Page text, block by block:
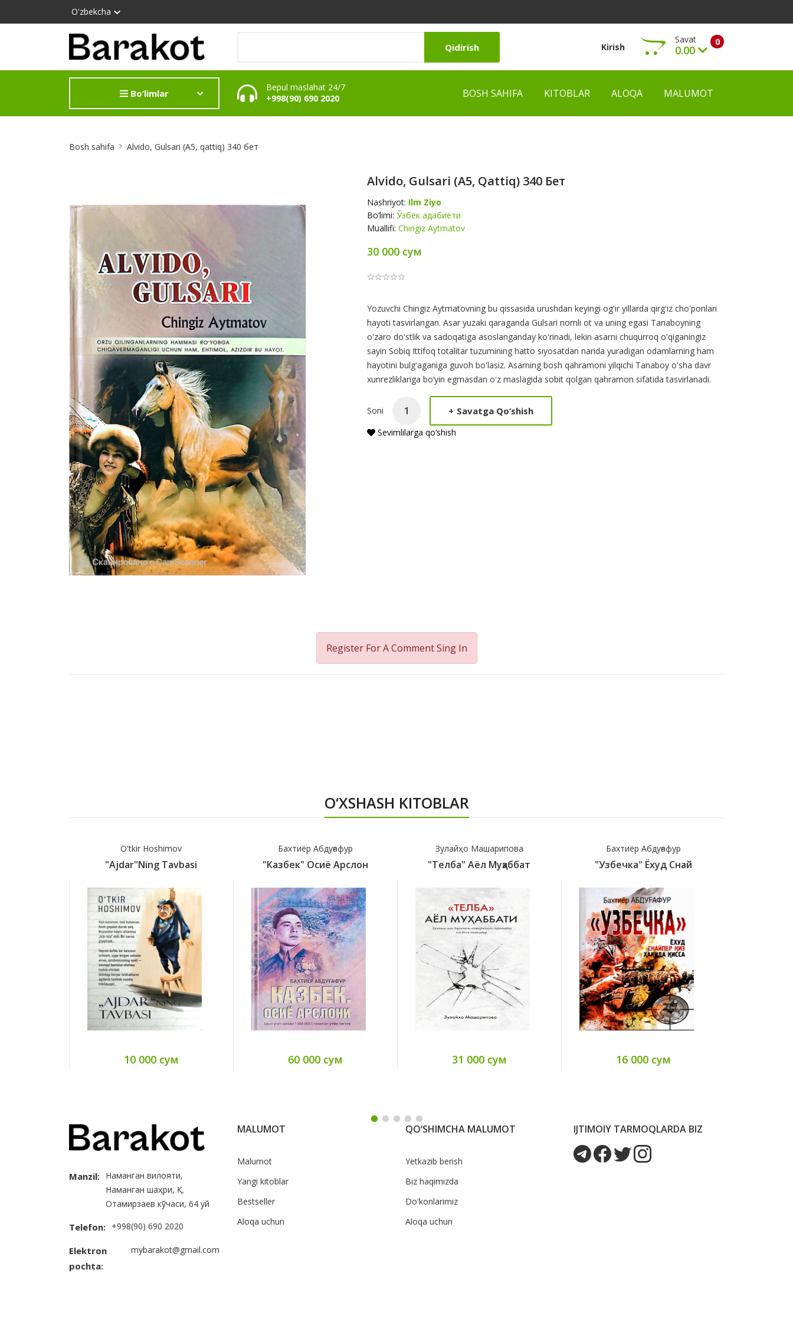
O'zbekcha
Qidirish Kirish 0
Savat
0.00
Ko‘rish
Bo‘limlar
Bepul maslahat 24/7
+998(90) 690 2020
BOSH SAHIFA KITOBLAR ALOQA MALUMOT
Bosh sahifa Alvido, Gulsari (А5, qattiq) 340 бет
Alvido, Gulsari (А5, Qattiq) 340 Бет
Nashriyot: Ilm Ziyo
Bo‘limi: Ўзбек адабиёти
Muallifi: Chingiz Aytmatov
30 000 сум
Product
Summery
Yozuvchi Chingiz Aytmatovning bu qissasida urushdan keyingi og'ir yillarda qirgʻiz cho'ponlari
hayoti tasvirlangan. Asar yuzaki qaraganda Gulsari nomli ot va uning egasi Tanaboyning
oʻzaro do'stlik va sadoqatiga asoslanganday koʻrinadi, lekin asarni chuqurroq o'qiganingiz
sayin Sobiq Ittifoq totalitar tuzumining hatto siyosatdan narida yuradigan odamlarning ham
hayotini bulgʻaganiga guvoh bo'lasiz. Asarning bosh qahramoni yilqichi Tanaboy o'sha davr
xunrezliklariga bo‘yin egmasdan oʻz maslagida sobit qolgan qahramon sifatida tasvirlanadi.
Soni + Savatga Qo‘shish
Sevimlilarga qo‘shish
Register For A CommentSing In
O‘XSHASH KITOBLAR
O'tkir Hoshimov
"Ajdar"ning Tavbasi
10 000 сум
Бахтиёр Абдуғафур
"Казбек" Осиё Арслон
60 000 сум
Зулайҳо Машарипова
"Телба" Аёл Муҳаббат
31 000 сум
Бахтиёр Абдуғафур
"Узбечка" Ёхуд Снай
16 000 сум
Manzil: Наманган вилояти,
Наманган шаҳри, Қ.
Отамирзаев кўчаси, 64 уй
Telefon: +998(90) 690 2020
Elektron
pochta:
mybarakot@gmail.com
MALUMOT
Malumot
Yangi kitoblar
Bestseller
Aloqa uchun
QO‘SHIMCHA MALUMOT
Yetkazib berish
Biz haqimizda
Do'konlarimiz
Aloqa uchun
IJTIMOIY TARMOQLARDA BIZ